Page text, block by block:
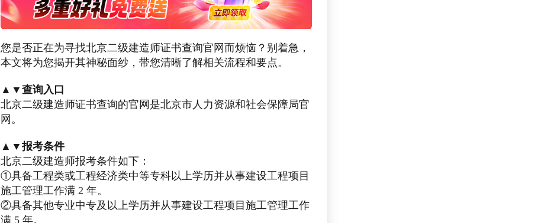
您是否正在为寻找北京二级建造师证书查询官网而烦恼？别着急，
本文将为您揭开其神秘面纱，带您清晰了解相关流程和要点。
▲▼查询入口
北京二级建造师证书查询的官网是北京市人力资源和社会保障局官
网。
▲▼报考条件
北京二级建造师报考条件如下：
①具备工程类或工程经济类中等专科以上学历并从事建设工程项目
施工管理工作满 2 年。
②具备其他专业中专及以上学历并从事建设工程项目施工管理工作
满 5 年。